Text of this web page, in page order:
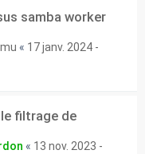
samba worker
« 17 janv. 2024 -
le filtrage de
« 13 nov. 2023 -